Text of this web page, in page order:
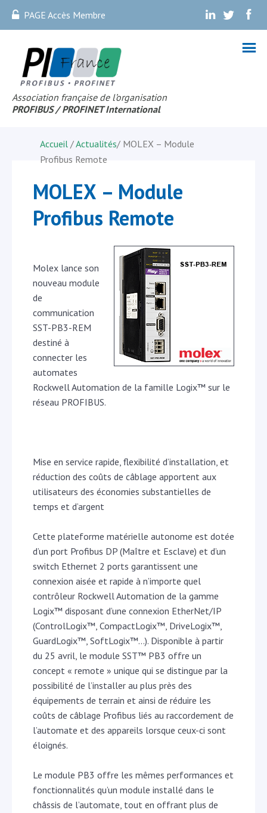
PAGE Accès Membre . . .
Association française de l’organisation
PROFIBUS / PROFINET International
Accueil /Actualités/ MOLEX – Module
Profibus Remote
MOLEX – Module
Profibus Remote
Molex lance son
nouveau module
de
communication
SST-PB3-REM
destiné à
connecter les
automates
Rockwell Automation de la famille Logix™ sur le
réseau PROFIBUS.
Mise en service rapide, flexibilité d’installation, et
réduction des coûts de câblage apportent aux
utilisateurs des économies substantielles de
temps et d’argent
Cette plateforme matérielle autonome est dotée
d’un port Profibus DP (Maître et Esclave) et d’un
switch Ethernet 2 ports garantissent une
connexion aisée et rapide à n’importe quel
contrôleur Rockwell Automation de la gamme
Logix™ disposant d’une connexion EtherNet/IP
(ControlLogix™, CompactLogix™, DriveLogix™,
GuardLogix™, SoftLogix™…). Disponible à partir
du 25 avril, le module SST™ PB3 offre un
concept « remote » unique qui se distingue par la
possibilité de l’installer au plus près des
équipements de terrain et ainsi de réduire les
coûts de câblage Profibus liés au raccordement de
l’automate et des appareils lorsque ceux-ci sont
éloignés.
Le module PB3 offre les mêmes performances et
fonctionnalités qu’un module installé dans le
châssis de l’automate, tout en offrant plus de